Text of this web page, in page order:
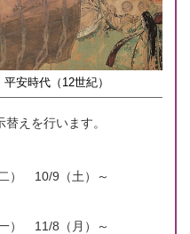
安時代（12世紀）
えを行います。
10/9（土）～
11/8（月）～